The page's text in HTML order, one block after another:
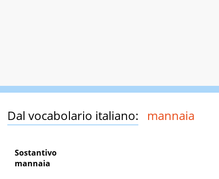
Dal vocabolario italiano: mannaia
Sostantivo
mannaia